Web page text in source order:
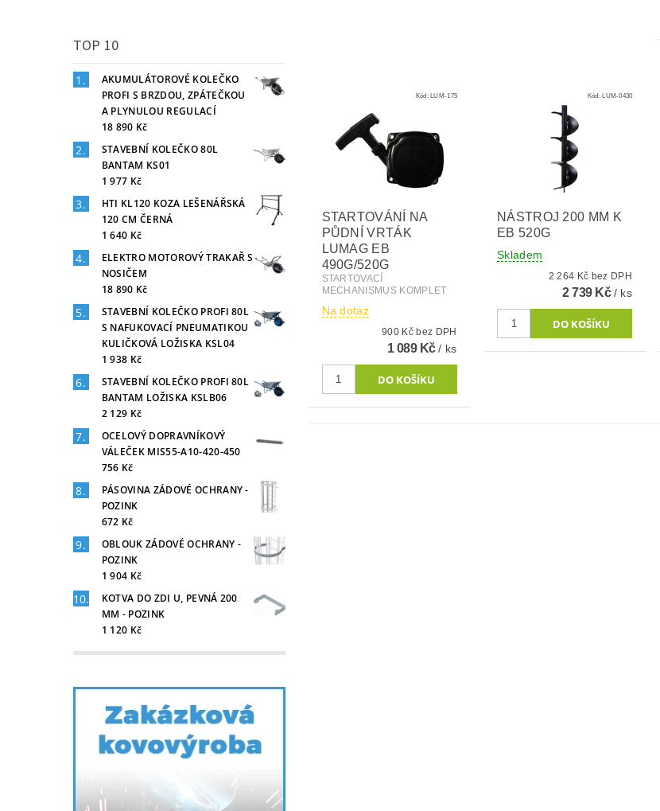
TOP 10
AKUMULÁTOROVÉ KOLEČKO
PROFI S BRZDOU, ZPÁTEČKOU
A PLYNULOU REGULACÍ
18 890 Kč
STAVEBNÍ KOLEČKO 80L
BANTAM KS01
1 977 Kč
HTI KL120 KOZA LEŠENÁŘSKÁ
120 CM ČERNÁ
1 640 Kč
ELEKTRO MOTOROVÝ TRAKAŘ S
NOSIČEM
18 890 Kč
STAVEBNÍ KOLEČKO PROFI 80L
S NAFUKOVACÍ PNEUMATIKOU
KULIČKOVÁ LOŽISKA KSL04
1 938 Kč
STAVEBNÍ KOLEČKO PROFI 80L
BANTAM LOŽISKA KSLB06
2 129 Kč
OCELOVÝ DOPRAVNÍKOVÝ
VÁLEČEK MIS55-A10-420-450
756 Kč
PÁSOVINA ZÁDOVÉ OCHRANY -
POZINK
672 Kč
OBLOUK ZÁDOVÉ OCHRANY -
POZINK
1 904 Kč
KOTVA DO ZDI U, PEVNÁ 200
MM - POZINK
1 120 Kč
Kód:LUM-175
STARTOVÁNÍ NA
PŮDNÍ VRTÁK
LUMAG EB
490G/520G
STARTOVACÍ
MECHANISMUS KOMPLET
Na dotaz
900 Kč bez DPH
1 089 Kč/ ks
Kód:LUM-0430
NÁSTROJ 200 MM K
EB 520G
Skladem
2 264 Kč bez DPH
2 739 Kč/ ks